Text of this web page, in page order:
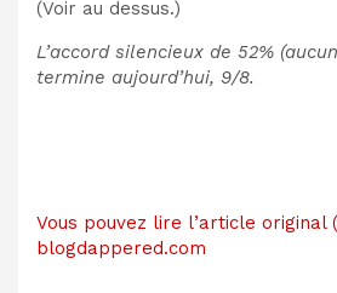
(Voir au dessus.)
L’accord silencieux de 52%
termine aujourd’hui, 9/8.
Vous pouvez lire l’article original
blogdappered.com